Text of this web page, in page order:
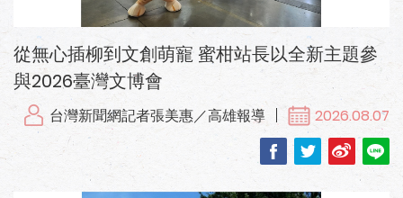
從無心插柳到文創萌寵 蜜柑站長以全新主題參
與2026臺灣文博會
台灣新聞網記者張美惠／高雄報導 2026.08.07